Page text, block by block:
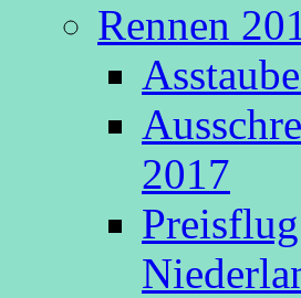
Rennen
2017